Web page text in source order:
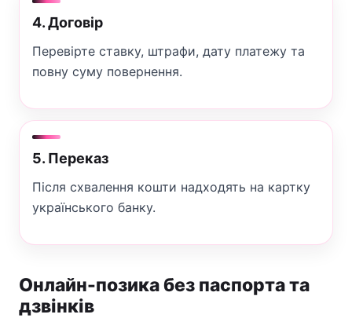
4. Договір
Перевірте ставку, штрафи, дату платежу та
повну суму повернення.
5. Переказ
Після схвалення кошти надходять на картку
українського банку.
Онлайн-позика без паспорта та
дзвінків